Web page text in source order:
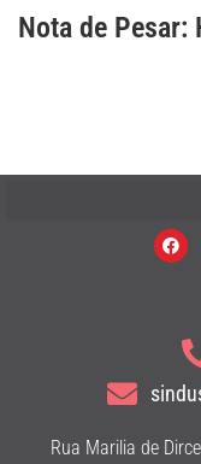
Nota de
Rua Marilia de